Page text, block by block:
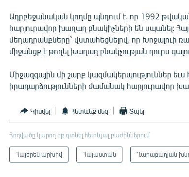
Ադրբեջանական կողմը պնդում է, որ 1992
հարյուրավոր խաղաղ բնակիչների են սպանել:
մեղադրանքները` վստահեցնելով, որ Խոջալուի
միջանցք է թողել խաղաղ բնակչության դուրս
Միջազգային մի շարք կազմակերպություններ
իրադարձությունների ժամանակ հարյուրավոր
Կիսվել Հետևեք մեզ Տպել
Հոդվածը կարող եք գտնել հետևյալ բաժիններում
Հայերեն արխիվ Հայաստան Ղարաբաղյան